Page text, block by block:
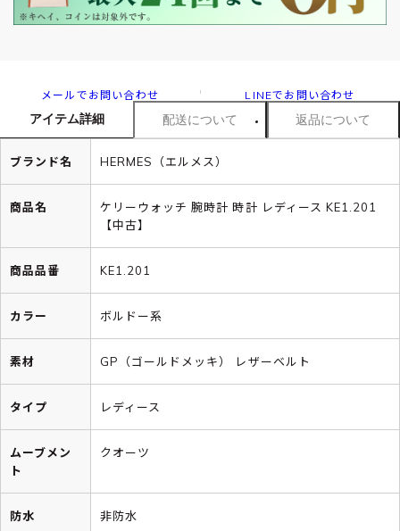
メールでお問い合わせ LINEでお問い合わせ
アイテム詳細 配送について 返品について
ブランド名 HERMES（エルメス）
商品名
ケリーウォッチ 腕時計 時計 レディース KE1.201
【中古】
商品品番 KE1.201
カラー ボルドー系
素材 GP（ゴールドメッキ） レザーベルト
タイプ レディース
ムーブメン
ト
クオーツ
防水 非防水